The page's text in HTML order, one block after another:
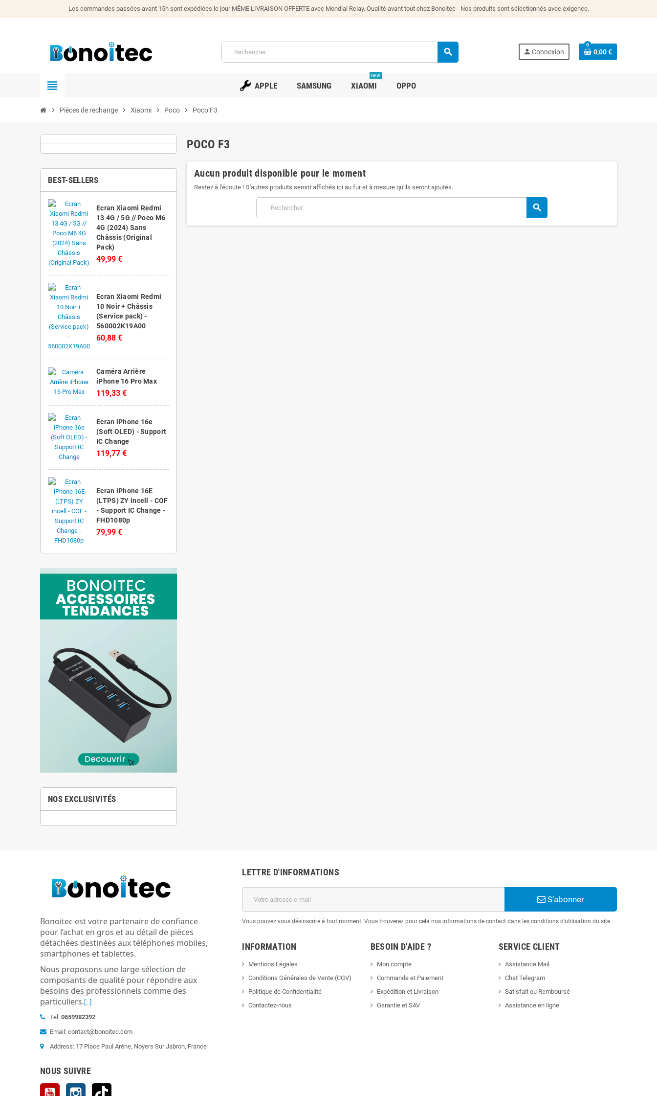
Les commandes passées avant 15h sont expédiées le jour MÊME LIVRAISON OFFERTE avec Mondial Relay. Qualité avant tout chez Bonoitec - Nos produits sont sélectionnés avec exigence.
search person Connexion
0
0,00 €
view_headline APPLE SAMSUNG XIAOMI
NEW
OPPO
chevron_right Pièces de rechange chevron_right Xiaomi chevron_right Poco chevron_right Poco F3
BEST-SELLERS
Ecran Xiaomi Redmi
13 4G / 5G // Poco M6
4G (2024) Sans
Châssis (Original
Pack)
49,99 €
Ecran Xiaomi Redmi
10 Noir + Châssis
(Service pack) -
560002K19A00
60,88 €
Caméra Arrière
iPhone 16 Pro Max
119,33 €
Ecran iPhone 16e
(Soft OLED) - Support
IC Change
119,77 €
Ecran iPhone 16E
(LTPS) ZY incell - COF
- Support IC Change -
FHD1080p
79,99 €
NOS EXCLUSIVITÉS
POCO F3
Aucun produit disponible pour le moment
Restez à l'écoute ! D'autres produits seront affichés ici au fur et à mesure qu'ils seront ajoutés.
search
Bonoitec est votre partenaire de confiance
pour l’achat en gros et au détail de pièces
détachées destinées aux téléphones mobiles,
smartphones et tablettes.
Nous proposons une large sélection de
composants de qualité pour répondre aux
besoins des professionnels comme des
particuliers. [...]
Tel: 0659982392
Email: contact@bonoitec.com
Address: 17 Place Paul Arène, Noyers Sur Jabron, France
NOUS SUIVRE
YouTube Instagram
LETTRE D'INFORMATIONS
S’abonner
Vous pouvez vous désinscrire à tout moment. Vous trouverez pour cela nos informations de contact dans les conditions d'utilisation du site.
INFORMATION
Mentions Légales
Conditions Générales de Vente (CGV)
Politique de Confidentialité
Contactez-nous
BESOIN D'AIDE ?
Mon compte
Commande et Paiement
Expédition et Livraison
Garantie et SAV
SERVICE CLIENT
Assistance Mail
Chat Telegram
Satisfait ou Remboursé
Assistance en ligne